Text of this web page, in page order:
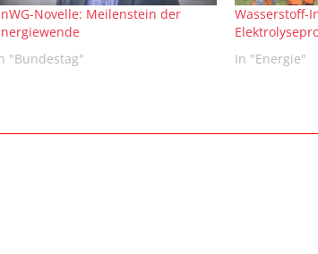
Novelle: Meilenstein der
"Bundestag"
Wasserstoff-
In "Energie"